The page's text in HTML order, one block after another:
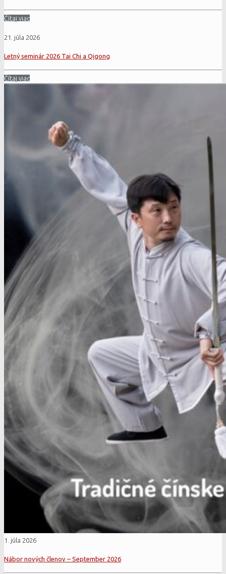
Čítaj viac
21. júla 2026
Letný seminár 2026 Tai Chi a Qigong
Čítaj viac
1. júla 2026
Nábor nových členov – September 2026